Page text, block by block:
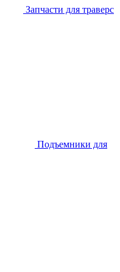
Запчасти для траверс
Подъемники для